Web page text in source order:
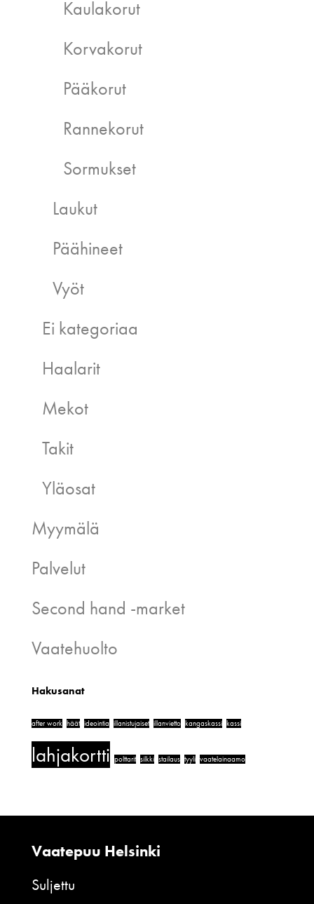
Kaulakorut
Korvakorut
Pääkorut
Rannekorut
Sormukset
Laukut
Päähineet
Vyöt
Ei kategoriaa
Haalarit
Mekot
Takit
Yläosat
Myymälä
Palvelut
Second hand -market
Vaatehuolto
Hakusanat
after work häät ideointia illanistujaiset illanvietto kangaskassi kassi
lahjakortti polttarit silkki stailaus tyyli vaatelainaamo
Vaatepuu Helsinki
Suljettu